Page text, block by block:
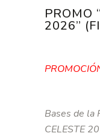
PROMO
2026”
Bases de la
CELESTE